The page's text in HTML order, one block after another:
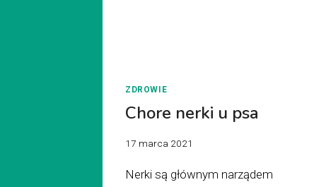
ZDROWIE
Chore nerki u psa
17 marca 2021
Nerki są głównym narządem